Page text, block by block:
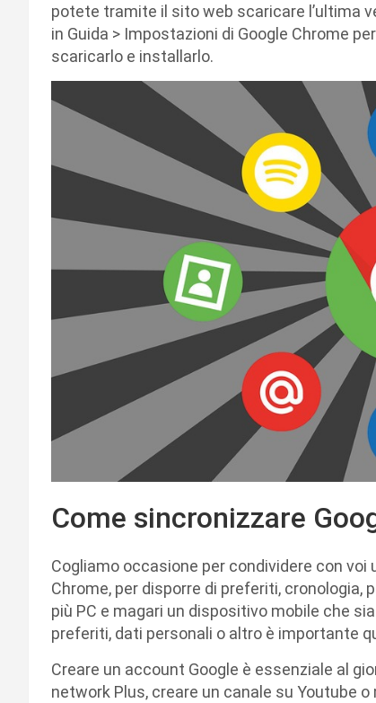
potete tramite il sito web scaricare l’ultima
in Guida > Impostazioni di Google Chrome
scaricarlo e installarlo.
Come sincronizzare
Cogliamo occasione per condividere con
Chrome, per disporre di preferiti, cronologia,
più PC e magari un dispositivo mobile che
preferiti, dati personali o altro è importante
Creare un account Google è essenziale al
network Plus, creare un canale su Youtube